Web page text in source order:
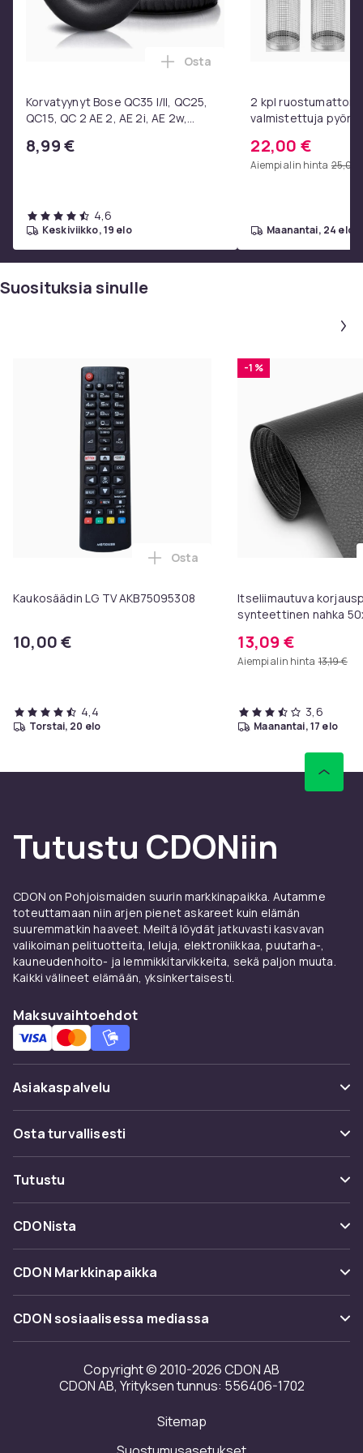
Korvatyynyt Bose QC35 I/II, QC25,
QC15, QC 2 AE 2, AE 2i, AE 2w,
8,99 €
Lisää Korvatyynyt Bose QC35
Osta
4,6
keskiviikko, 19 elo
2 kpl
valmistettuja
koukulla,
vihannesten
22,00 €
Aiempi alin hinta 25,00
maanantai, 24 elo
Suosituksia sinulle
Kaukosäädin LG TV AKB75095308
10,00 €
Lisää Kaukosäädin LG TV
Osta
4,4
torstai, 20 elo
-1 %
Itseliimautuva
synteettinen nahka
13,09 €
Aiempi alin hinta 13,19 €
3,6
maanantai, 17 elo
Tutustu CDONiin
CDON on Pohjoismaiden suurin markkinapaikka. Autamme
toteuttamaan niin arjen pienet askareet kuin elämän
suuremmatkin haaveet. Meiltä löydät jatkuvasti kasvavan
valikoiman pelituotteita, leluja, elektroniikkaa, puutarha-,
kauneudenhoito- ja lemmikkitarvikkeita, sekä paljon muuta.
Kaikki välineet elämään, yksinkertaisesti.
Maksuvaihtoehdot
Asiakaspalvelu
Usein kysyttyä (UKK)
Seuraa pakettia
Ota yhteyttä
Osta turvallisesti
Maksuvaihtoehdot
Toimitus
Takaisinvedot
Tutustu
Kategoriat
Tuotemerkit
CDONista
Tietoa meistä
Asiakasarvionnit
Investor relations
Saavutettavuusseloste
CDON Markkinapaikka
Merchant Help Center
CDON sosiaalisessa mediassa
Copyright © 2010-2026 CDON AB
CDON AB, Yrityksen tunnus: 556406-1702
Sitemap